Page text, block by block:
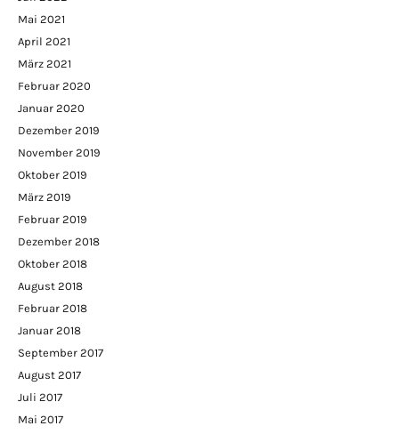
Mai 2021
April 2021
März 2021
Februar 2020
Januar 2020
Dezember 2019
November 2019
Oktober 2019
März 2019
Februar 2019
Dezember 2018
Oktober 2018
August 2018
Februar 2018
Januar 2018
September 2017
August 2017
Juli 2017
Mai 2017